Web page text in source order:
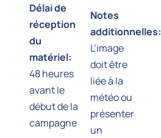
Délai de
réception
du
matériel:
48 heures
avant le
début de la
campagne
Notes
additionnelles:
L’image
doit être
liée à la
météo ou
présenter
un